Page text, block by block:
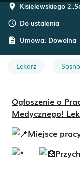
room Kisielewskiego 2,,
schedule Do ustalenia
description Umowa: Dowolna
Lekarz
Ogłoszenie o
Medycznego!
Miejsce
P